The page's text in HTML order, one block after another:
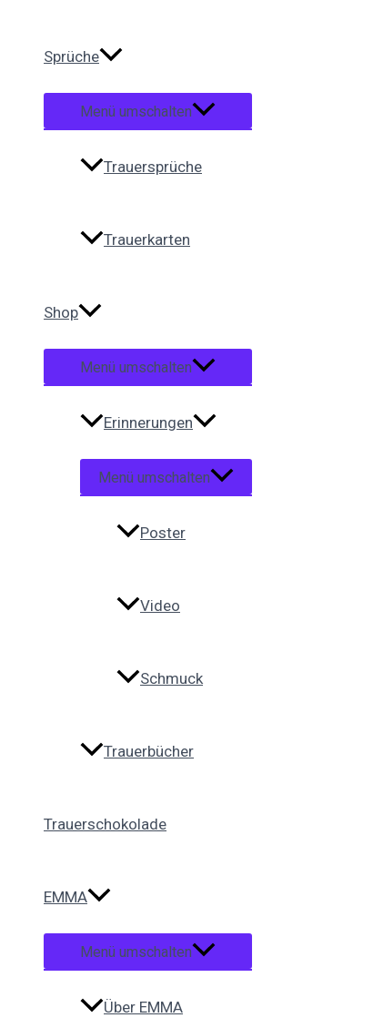
Sprüche
Menü umschalten
Trauersprüche
Trauerkarten
Shop
Menü umschalten
Erinnerungen
Menü umschalten
Poster
Video
Schmuck
Trauerbücher
Trauerschokolade
EMMA
Menü umschalten
Über EMMA